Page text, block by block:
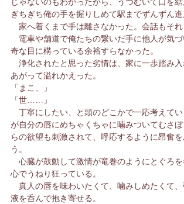
じゃないのもわかったから、うつむいて口を
ぎちぎち俺の手を握りしめて駅までずんずん進
家へ着くまで手は離さなかった。会話もそれ
電車や舗道で俺たちの繋いだ手に他人が気
奇な目に構っている余裕すらなかった。
浄化されたと思った劣情は、家に一歩踏み
あがって溢れかえった。
「まこ、」
「世……」
丁寧にしたい、と頭のどこかで一応考えてい
が自分の唇にめちゃくちゃに噛みついてむさ
らの欲望も刺激されて、呼応するように昂奮
う。
心臓が鼓動して激情が竜巻のようにとぐろを
心でうねり狂っている。
真人の唇を味わいたくて、噛みしめたくて
液を呑んで抱き寄せる。